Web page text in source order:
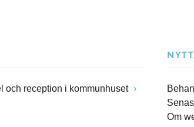
och reception i kommunhuset
Om